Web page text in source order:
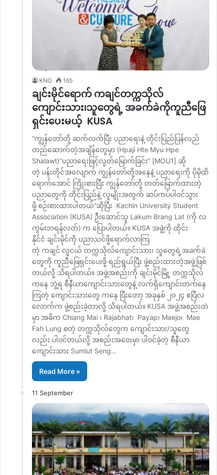
KNG 165
ချင်းမိုင်ရောက် ကချင်တက္ကသိုလ်
ကျောင်းသား၊သူတွေရဲ့ အခက်ခဲကိုကူညီဖြေ
ရှင်းပေးမယ့် KUSA
“ကျွန်တော်တို့ ဆက်လက်ပြီး ပညာရေးနဲ့ တိုင်းပြည်ပြန်လည်
တည်ဆောက်တဲ့အချိန်တွေမှာ (Hpaji Hte Myu Hpe
Shalawt)“ပညာရေးဖြင့်လွတ်မြောက်ခြင်း” [MOU1] ဆို
တဲ့ ပန်းတိုင်အလျောက် ကျွန်တော်တို့အနေနဲ့ ပညာရေးကို ပိုမိုထိ
ရောက်အောင် ကြိုးစားပြီး ကျွန်တော်တို့ တတ်မြောက်ထားတဲ့
ပညာတွေကို တိုင်းပြည်နဲ့ လူမျိုးအတွက် ဆပ်ကပ်ပါဝင်သွား
ဖို့ စဉ်းစားထားပါတယ်“ဆိုပြီး Kachin University Student
Association (KUSA) ဦးဆောင်သူ Lakum Brang Lat (ကို လ
ကွမ်းဘရန်လတ်) က ပြောပါတယ်။ KUSA အဖွဲ့ကို ထိုင်း
နိုင်ငံ ချင်းမိုင်ကို ပညာသင်ဖို့ရောက်လာကြ
တဲ့ ကချင် လူငယ် တက္ကသိုလ်ကျောင်းသား၊ သူတွေရဲ့အခက်ခဲ
တွေကို ကူညီဖြေရှင်းပေးဖို့ ရည်ရွယ်ပြီး ဖွဲ့စည်းထားတဲ့အဖွဲ့ဖြစ်
တယ်လို့ သိရပါတယ်။ အဖွဲ့အစည်းကို ချင်းမိုင်မြို့ တက္ကသိုလ်
ကနေ ဘွဲ့ရ စီနီယာကျောင်းသားတွေနဲ့ လက်ရှိကျောင်းတက်နေ
ကြတဲ့ ကျောင်းသားတွေ ကနေ ပြီးတော့ အခုနှစ် ၂၀၂၄ ဧပြီလ
လောက်က ဖွဲ့စည်းခဲ့တာလို့ သိရပါတယ်။ KUSA အဖွဲ့အစည်းထဲ
မှာ အဓိက Chiang Mai ၊ Rajabhat၊ Payap၊ Maejo၊ Mae
Fah Lung စတဲ့ တက္ကသိုလ်တွေက ကျောင်းသား/သူတွေ
လည်း ပါဝင်တယ်လို့ အစည်းအဝေးမှာ ပါဝင်ခဲ့တဲ့ စီနီယာ
ကျောင်းသား Sumlut Seng…
Read More »
11 September